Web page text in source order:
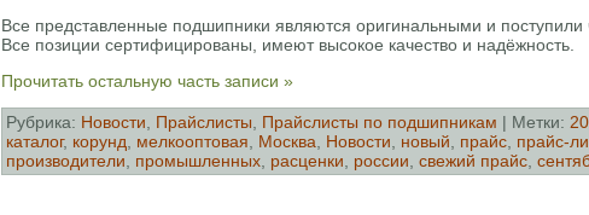
Все представленные подшипники являются оригинальными и поступили
Все позиции сертифицированы, имеют высокое качество и надёжность.
Прочитать остальную часть записи »
Рубрика: Новости Прайслисты Прайслисты по подшипникам | Метки:
каталог, корунд мелкооптовая Москва Новости новый прайс прайс-
производители
промышленных расценки россии свежий прайс